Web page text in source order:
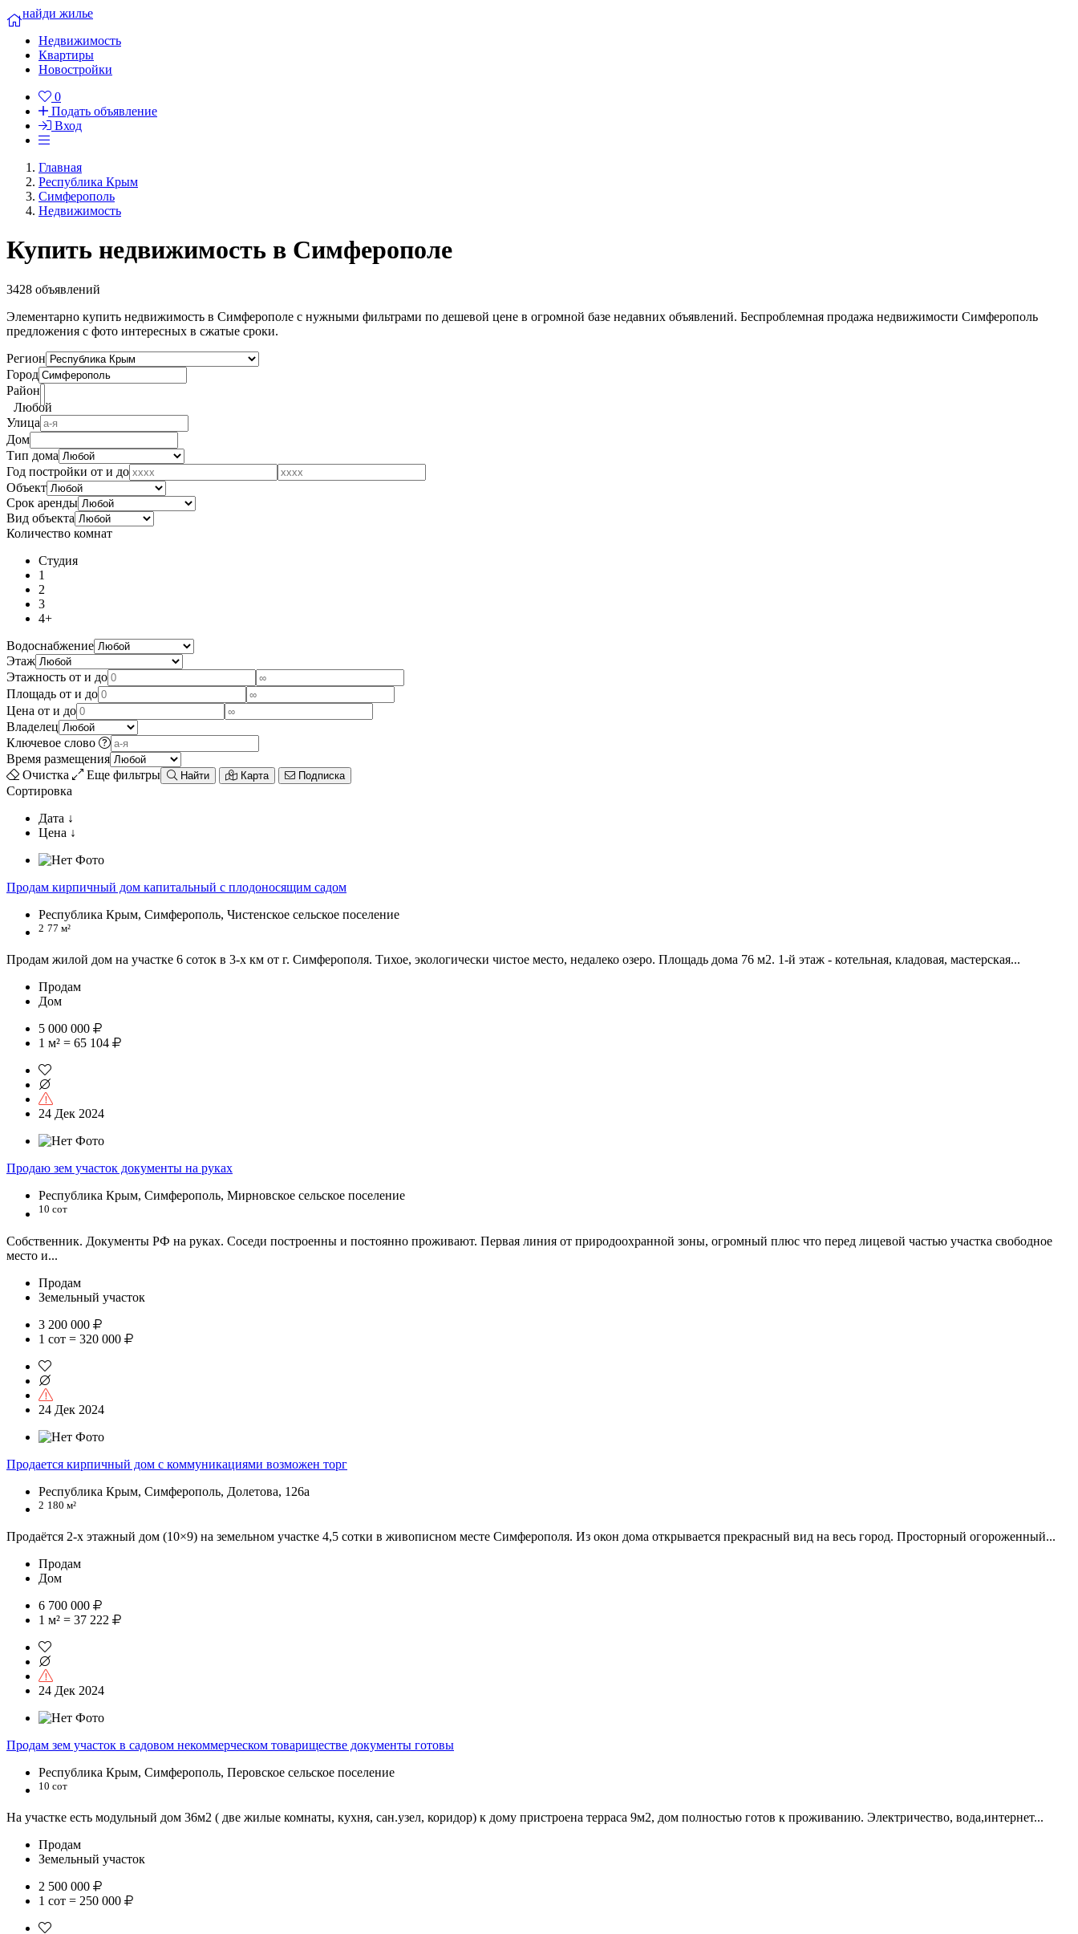
найди жилье
Недвижимость
Квартиры
Новостройки
0
Подать объявление
Вход
Главная
Республика Крым
Симферополь
Недвижимость
Купить недвижимость в Симферополе
3428 объявлений
Элементарно купить недвижимость в Симферополе c нужными фильтрами по дешевой цене в огромной базе недавних объявлений. Беспроблемная продажа недвижимости Симферополь
предложения с фото интересных в сжатые сроки.
Регион
Город
Район
Любой
Улица
Дом
Тип дома
Год постройки от и до
Объект
Срок аренды
Вид объекта
Количество комнат
Студия
1
2
3
4+
Водоснабжение
Этаж
Этажность от и до
Площадь от и до
Цена от и до
Владелец
Ключевое слово
Время размещения
Очистка
Еще фильтры Найти Карта Подписка
Сортировка
Дата ↓
Цена ↓
Продам кирпичный дом капитальный с плодоносящим садом
Республика Крым, Симферополь, Чистенское сельское поселение
2 77 м²
Продам жилой дом на участке 6 соток в 3-х км от г. Симферополя. Тихое, экологически чистое место, недалеко озеро. Площадь дома 76 м2. 1-й этаж - котельная, кладовая, мастерская...
Продам
Дом
5 000 000
1 м² = 65 104
24 Дек 2024
Продаю зем участок документы на руках
Республика Крым, Симферополь, Мирновское сельское поселение
10 сот
Собственник. Документы РФ на руках. Соседи построенны и постоянно проживают. Первая линия от природоохранной зоны, огромный плюс что перед лицевой частью участка свободное
место и...
Продам
Земельный участок
3 200 000
1 сот = 320 000
24 Дек 2024
Продается кирпичный дом с коммуникациями возможен торг
Республика Крым, Симферополь, Долетова, 126а
2 180 м²
Продаётся 2-х этажный дом (10×9) на земельном участке 4,5 сотки в живописном месте Симферополя. Из окон дома открывается прекрасный вид на весь город. Просторный огороженный...
Продам
Дом
6 700 000
1 м² = 37 222
24 Дек 2024
Продам зем участок в садовом некоммерческом товариществе документы готовы
Республика Крым, Симферополь, Перовское сельское поселение
10 сот
На участке есть модульный дом 36м2 ( две жилые комнаты, кухня, сан.узел, коридор) к дому пристроена терраса 9м2, дом полностью готов к проживанию. Электричество, вода,интернет...
Продам
Земельный участок
2 500 000
1 сот = 250 000